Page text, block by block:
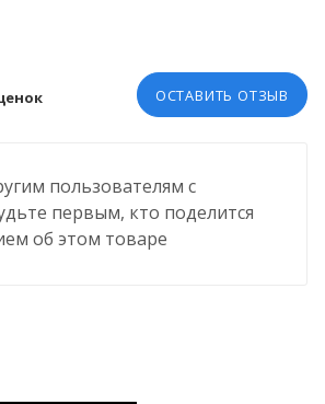
ОСТАВИТЬ ОТЗЫВ
пользователям с
первым, кто поделится
об этом товаре